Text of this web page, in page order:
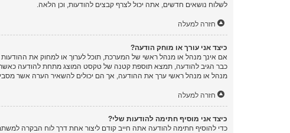
לשלוח נושאים חדשים, אתה יכול לצרף קבצים להודעות, וכן הלאה.
חזרה למעלה
כיצד אני עורך או מוחק הודעה?
אם אינך מנהל או מנהל ראשי של המערכת, תוכל לערוך או למחוק את
כבר הגיב להודעה, תמצא תוספת קטנה של טקסט המוצג מתחת להודעה
מנהל או מנהל ראשי ערך את ההודעה, אך הם יכולים להשאיר הערה אשר
חזרה למעלה
כיצד אני מוסיף חתימה להודעות שלי?
כדי להוסיף חתימה להודעה אתה חייב קודם ליצור אחת דרך לוח הבקרה